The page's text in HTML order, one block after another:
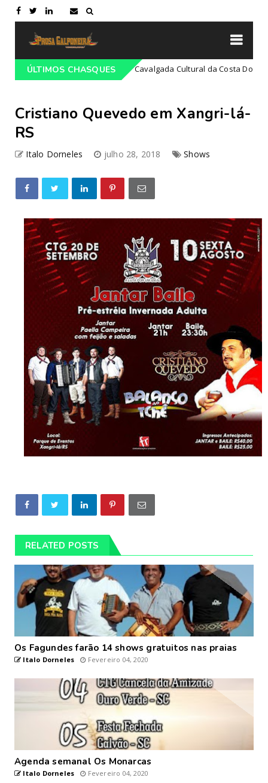
ÚLTIMOS CHASQUES
Campeiro 21ª Cavalgada Cultural da Costa Doce
Cristiano Quevedo em Xangri-lá-
RS
Italo Dorneles julho 28, 2018 Shows
RELATED POSTS
Os Fagundes farão 14 shows gratuitos nas praias
Italo Dorneles Fevereiro 04, 2020
Agenda semanal Os Monarcas
Italo Dorneles Fevereiro 04, 2020